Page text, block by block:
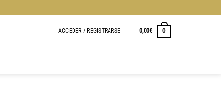
ACCEDER / REGISTRARSE 0,00€ 0